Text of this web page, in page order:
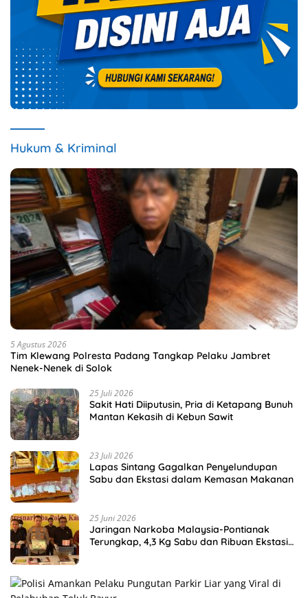
Hukum & Kriminal
5 Agustus 2026
Tim Klewang Polresta Padang Tangkap Pelaku Jambret
Nenek-Nenek di Solok
25 Juli 2026
Sakit Hati Diiputusin, Pria di Ketapang Bunuh
Mantan Kekasih di Kebun Sawit
23 Juli 2026
Lapas Sintang Gagalkan Penyelundupan
Sabu dan Ekstasi dalam Kemasan Makanan
25 Juni 2026
Jaringan Narkoba Malaysia-Pontianak
Terungkap, 4,3 Kg Sabu dan Ribuan Ekstasi